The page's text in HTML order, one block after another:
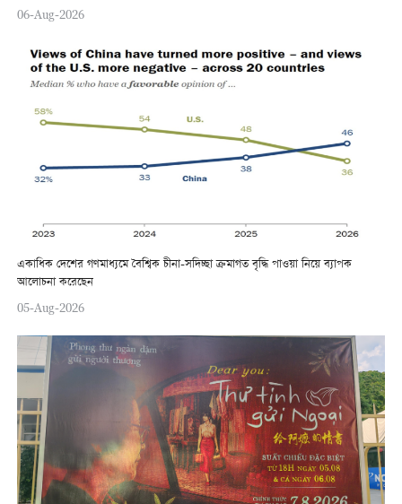
06-Aug-2026
একাধিক দেশের গণমাধ্যমে বৈশ্বিক চীনা-সদিচ্ছা ক্রমাগত বৃদ্ধি পাওয়া নিয়ে ব্যাপক
আলোচনা করেছেন
05-Aug-2026